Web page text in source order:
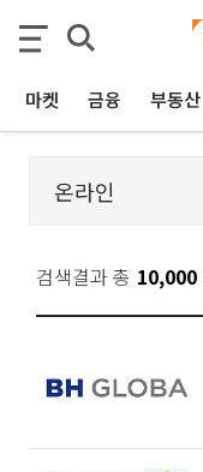
마켓 금융 부동산
검색결과 총 10,000